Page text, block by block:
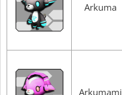
Arkuma
Arkumami